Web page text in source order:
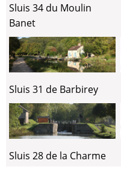
Sluis 34 du Moulin
Banet
Sluis 31 de Barbirey
Sluis 28 de la Charme